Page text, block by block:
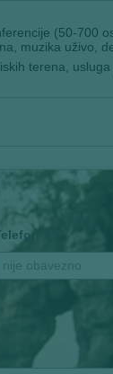
(50-700
muzika uživo,
terena,